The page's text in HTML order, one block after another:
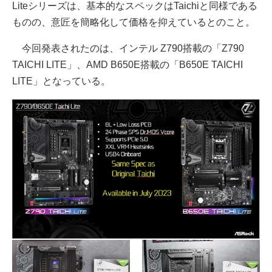
Liteシリーズは、基本的なスペックはTaichiと同様である
ものの、意匠を簡略化して価格を抑えているとのこと。
今回発表されたのは、インテル Z790搭載の「Z790
TAICHI LITE」、AMD B650E搭載の「B650E TAICHI
LITE」となっている。